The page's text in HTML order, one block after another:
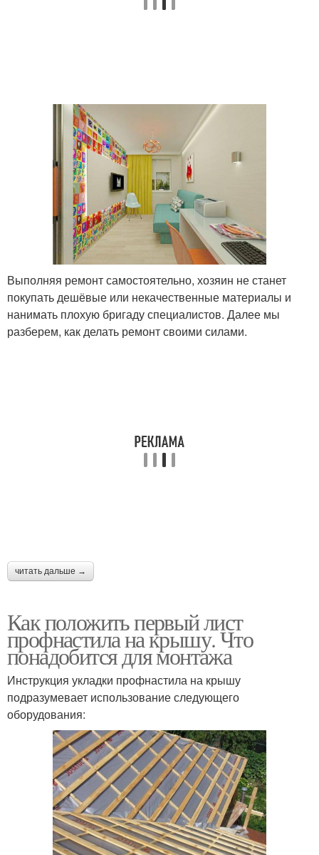
Выполняя ремонт самостоятельно, хозяин не станет
покупать дешёвые или некачественные материалы и
нанимать плохую бригаду специалистов. Далее мы
разберем, как делать ремонт своими силами.
читать дальше →
Как положить первый лист
профнастила на крышу. Что
понадобится для монтажа
Инструкция укладки профнастила на крышу
подразумевает использование следующего
оборудования: